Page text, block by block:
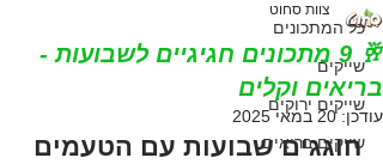
כל המתכונים
שייקים
שייקים ירוקים
שייקים בריאים
🥂 9 מתכונים חגיגיים לשבועות -
בריאים וקלים
צוות סחוט
עודכן:20 במאי 2025
חוגגים שבועות עם הטעמים